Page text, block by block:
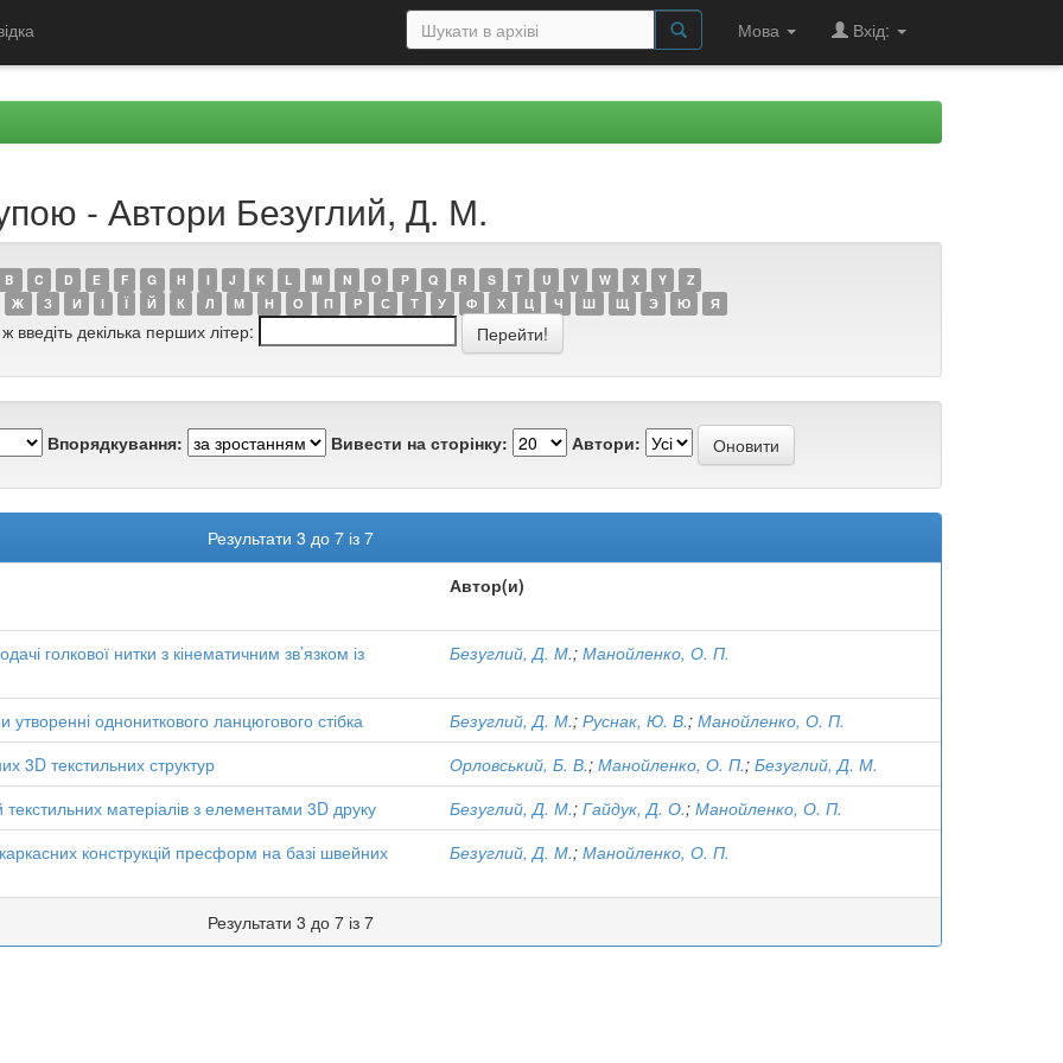
Мова Вхід:
- Автори Безуглий, Д. М.
B C D E F G H I J K L M N O P Q R S T U V W X Y
Z
Ж З И І Ї Й К Л М Н О П Р С Т У Ф Х Ц Ч Ш Щ Э Ю Я
введіть декілька перших літер:
Впорядкування: Вивести на сторінку: Автори:
Результати 3 до 7 із 7
Автор(и)
голкової нитки з кінематичним зв’язком із
Безуглий, Д. М.; Манойленко, О. П.
однониткового ланцюгового стібка Безуглий, Д. М.; Руснак, Ю. В.; Манойленко, О. П.
3D текстильних структур Орловський, Б. В.; Манойленко, О. П.; Безуглий, Д. М.
матеріалів з елементами 3D друку Безуглий, Д. М.; Гайдук, Д. О.; Манойленко, О. П.
конструкцій пресформ на базі швейних
Безуглий, Д. М.; Манойленко, О. П.
Результати 3 до 7 із 7